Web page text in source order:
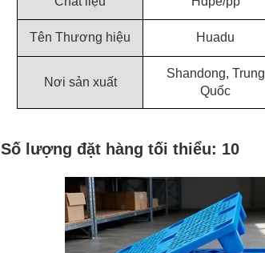
Tên Thương hiệu Huadu
Nơi sản xuất
Shandong, Trung
Quốc
Số lượng đặt hàng tối thiểu: 10